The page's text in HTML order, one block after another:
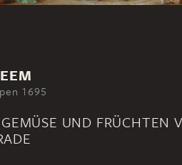
1695
UND FRÜCHTEN